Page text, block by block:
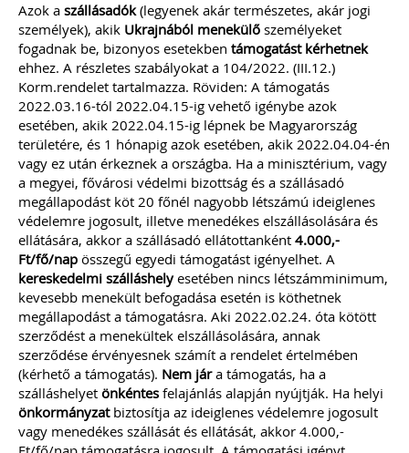
Azok a szállásadók(legyenek akár természetes, akár jogi
személyek), akik Ukrajnából menekülő személyeket
fogadnak be, bizonyos esetekben támogatást kérhetnek
ehhez. A részletes szabályokat a 104/2022. (III.12.)
Korm.rendelet tartalmazza. Röviden: A támogatás
2022.03.16-tól 2022.04.15-ig vehető igénybe azok
esetében, akik 2022.04.15-ig lépnek be Magyarország
területére, és 1 hónapig azok esetében, akik 2022.04.04-én
vagy ez után érkeznek a országba. Ha a minisztérium, vagy
a megyei, fővárosi védelmi bizottság és a szállásadó
megállapodást köt 20 főnél nagyobb létszámú ideiglenes
védelemre jogosult, illetve menedékes elszállásolására és
ellátására, akkor a szállásadó ellátottanként 4.000,-
Ft/fő/nap összegű egyedi támogatást igényelhet. A
kereskedelmi szálláshelyesetében nincs létszámminimum,
kevesebb menekült befogadása esetén is köthetnek
megállapodást a támogatásra. Aki 2022.02.24. óta kötött
szerződést a menekültek elszállásolására, annak
szerződése érvényesnek számít a rendelet értelmében
(kérhető a támogatás). Nem jára támogatás, ha a
szálláshelyet önkéntes felajánlás alapján nyújtják. Ha helyi
önkormányzatbiztosítja az ideiglenes védelemre jogosult
vagy menedékes szállását és ellátását, akkor 4.000,-